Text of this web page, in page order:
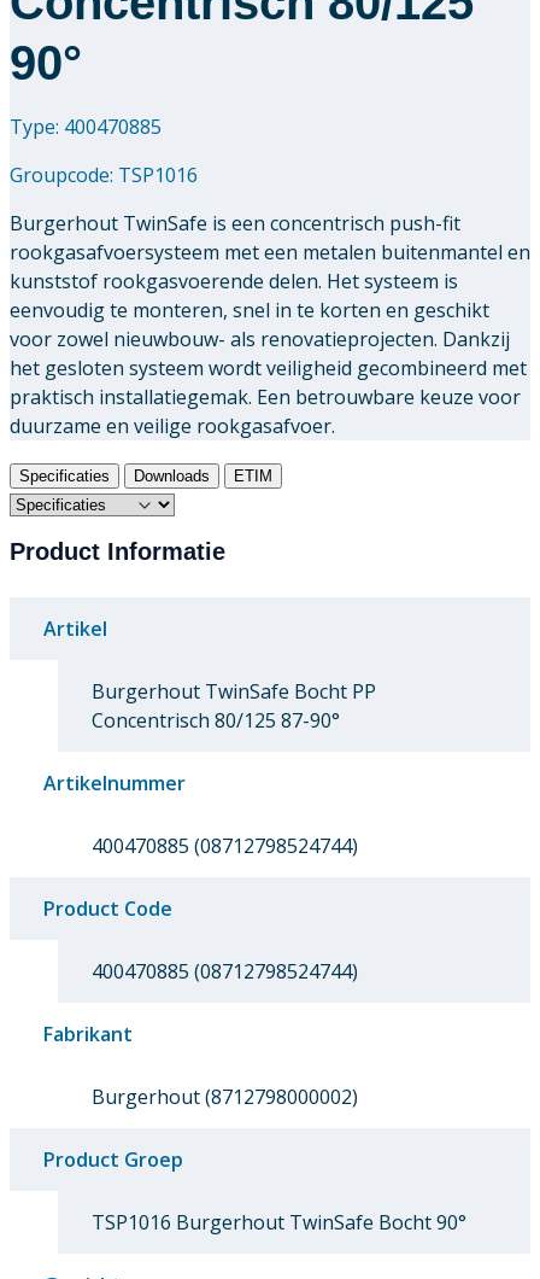
90°
Type: 400470885
Groupcode: TSP1016
Burgerhout TwinSafe is een concentrisch push-fit
rookgasafvoersysteem met een metalen buitenmantel en
kunststof rookgasvoerende delen. Het systeem is
eenvoudig te monteren, snel in te korten en geschikt
voor zowel nieuwbouw- als renovatieprojecten. Dankzij
het gesloten systeem wordt veiligheid gecombineerd met
praktisch installatiegemak. Een betrouwbare keuze voor
duurzame en veilige rookgasafvoer.
Specificaties Downloads ETIM
Product Informatie
Artikel
Burgerhout TwinSafe Bocht PP
Concentrisch 80/125 87-90°
Artikelnummer
400470885 (08712798524744)
Product Code
400470885 (08712798524744)
Fabrikant
Burgerhout (8712798000002)
Product Groep
TSP1016 Burgerhout TwinSafe Bocht 90°